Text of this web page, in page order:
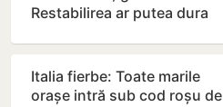
Restabilirea ar putea dura
Italia fierbe: Toate marile
orașe intră sub cod roșu de